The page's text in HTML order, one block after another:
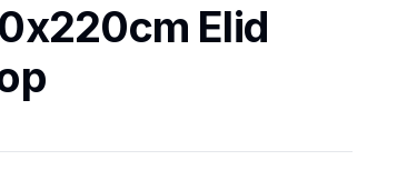
Elid